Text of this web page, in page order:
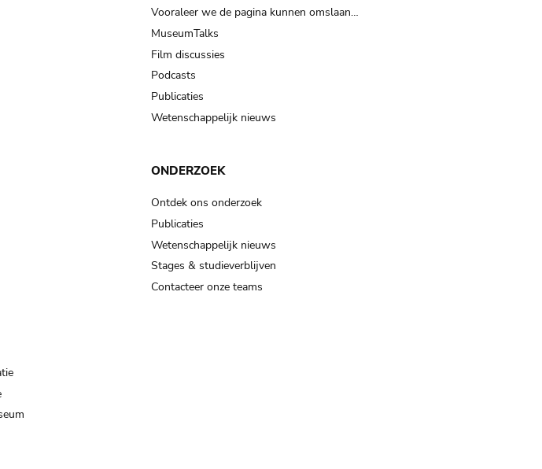
Vooraleer we de pagina kunnen omslaan…
MuseumTalks
Film discussies
Podcasts
Publicaties
Wetenschappelijk nieuws
ONDERZOEK
Ontdek ons onderzoek
Publicaties
Wetenschappelijk nieuws
Stages & studieverblijven
Contacteer onze teams